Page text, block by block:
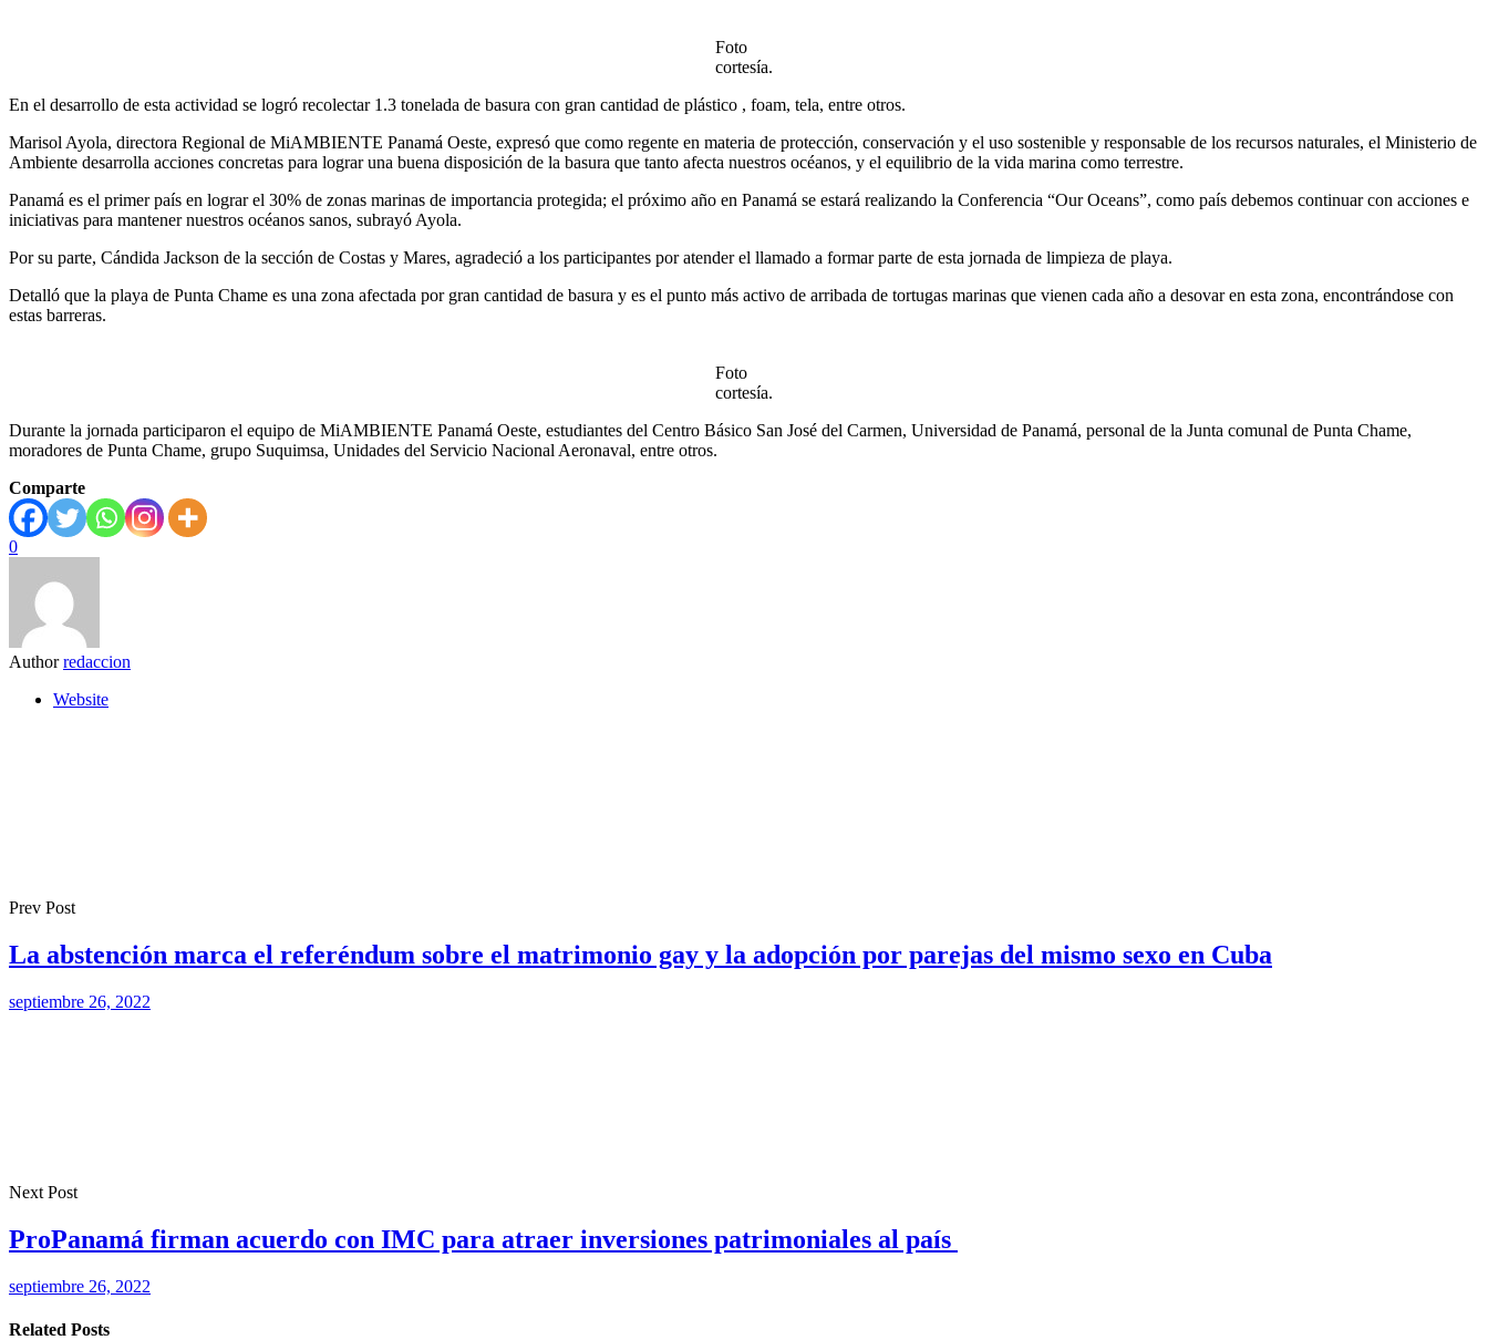
Foto
cortesía.
En el desarrollo de esta actividad se logró recolectar 1.3 tonelada de basura con gran cantidad de plástico , foam, tela, entre otros.
Marisol Ayola, directora Regional de MiAMBIENTE Panamá Oeste, expresó que como regente en materia de protección, conservación y el uso sostenible y responsable de los recursos naturales, el Ministerio de
Ambiente desarrolla acciones concretas para lograr una buena disposición de la basura que tanto afecta nuestros océanos, y el equilibrio de la vida marina como terrestre.
Panamá es el primer país en lograr el 30% de zonas marinas de importancia protegida; el próximo año en Panamá se estará realizando la Conferencia “Our Oceans”, como país debemos continuar con acciones e
iniciativas para mantener nuestros océanos sanos, subrayó Ayola.
Por su parte, Cándida Jackson de la sección de Costas y Mares, agradeció a los participantes por atender el llamado a formar parte de esta jornada de limpieza de playa.
Detalló que la playa de Punta Chame es una zona afectada por gran cantidad de basura y es el punto más activo de arribada de tortugas marinas que vienen cada año a desovar en esta zona, encontrándose con
estas barreras.
Foto
cortesía.
Durante la jornada participaron el equipo de MiAMBIENTE Panamá Oeste, estudiantes del Centro Básico San José del Carmen, Universidad de Panamá, personal de la Junta comunal de Punta Chame,
moradores de Punta Chame, grupo Suquimsa, Unidades del Servicio Nacional Aeronaval, entre otros.
Comparte
0
Author redaccion
Website
Prev Post
La abstención marca el referéndum sobre el matrimonio gay y la adopción por parejas del mismo sexo en Cuba
septiembre 26, 2022
Next Post
ProPanamá firman acuerdo con IMC para atraer inversiones patrimoniales al país
septiembre 26, 2022
Related Posts